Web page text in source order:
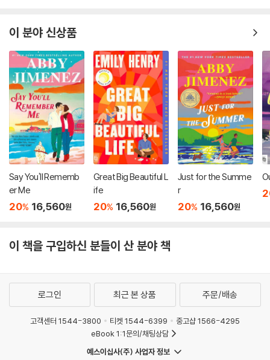
이 분야 신상품
Say You'll Rememb
er Me
20% 16,560원
Great Big Beautiful L
ife
20% 16,560원
Just for the Summe
r
20% 16,560원
이 책을 구입하신 분들이 산 분야 책
로그인 최근 본 상품 주문/배송
고객센터 1544-3800 티켓 1544-6399
중고샵 1566-4295
eBook 1:1문의/채팅상담
예스이십사(주) 사업자 정보